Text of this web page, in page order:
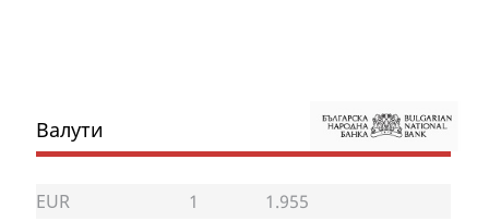
Валути
EUR 1
1.955